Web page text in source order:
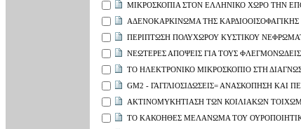
ΜΙΚΡΟΣΚΟΠΙΑ ΣΤΟΝ ΕΛΛΗΝΙΚΟ ΧΩΡΟ ΤΗΝ
ΑΔΕΝΟΚΑΡΚΙΝΩΜΑ ΤΗΣ ΚΑΡΔΙΟΟΙΣΟΦΑΓΙΚΗΣ
ΠΕΡΙΠΤΩΣΗ ΠΟΛΥΧΩΡΟΥ ΚΥΣΤΙΚΟΥ
ΝΕΩΤΕΡΕΣ ΑΠΟΨΕΙΣ ΓΙΑ ΤΟΥΣ
ΤΟ ΗΛΕΚΤΡΟΝΙΚΟ ΜΙΚΡΟΣΚΟΠΙΟ ΣΤΗ
GM2 - ΓΑΓΓΛΙΟΣΙΔΩΣΕΙΣ= ΑΝΑΣΚΟΠΗΣΗ ΚΑΙ
ΑΚΤΙΝΟΜΥΚΗΤΙΑΣΗ ΤΩΝ ΚΟΙΛΙΑΚΩΝ
ΤΟ ΚΑΚΟΗΘΕΣ ΜΕΛΑΝΩΜΑ ΤΟΥ